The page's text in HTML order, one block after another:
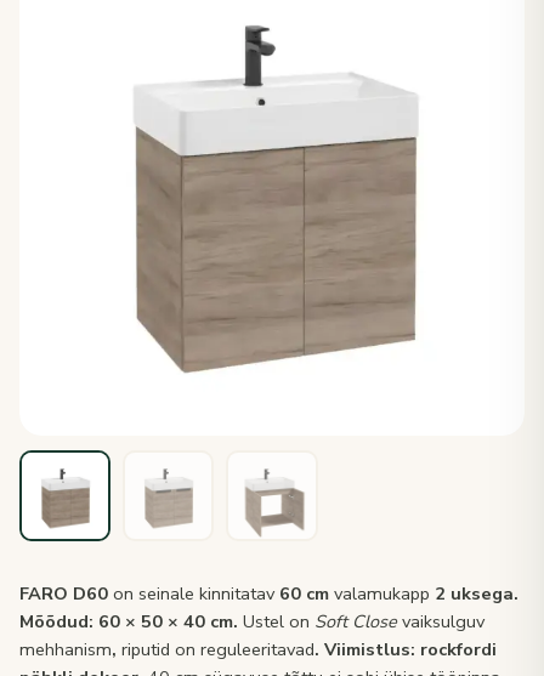
FARO D60 on seinale kinnitatav 60 cm valamukapp 2 uksega.
Mõõdud: 60 × 50 × 40 cm. Ustel on Soft Closevaiksulguv
mehhanism, riputid on reguleeritavad. Viimistlus: rockfordi